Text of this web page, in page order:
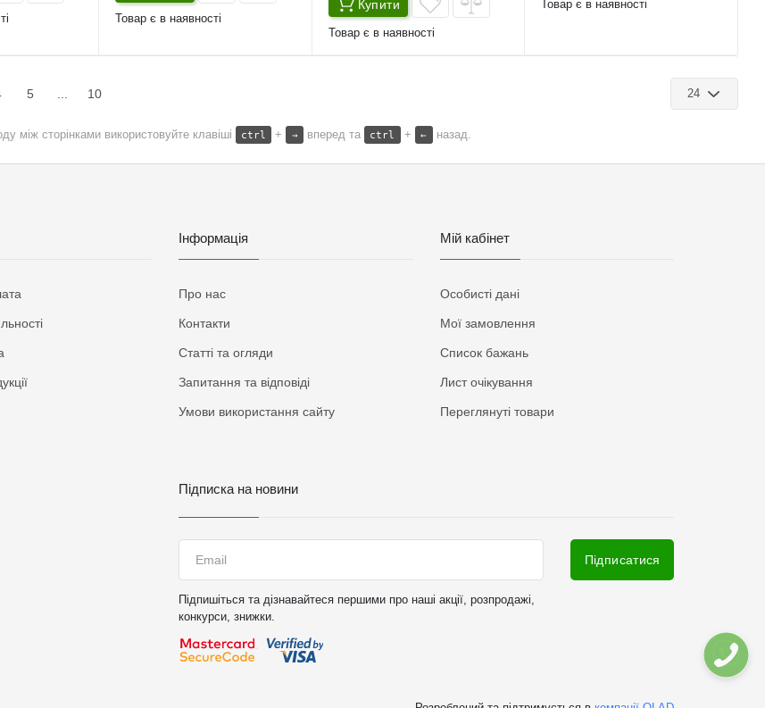
Товар є в наявності
Купити
Товар є в наявності
Товар є в наявності
5 10 24
між сторінками використовуйте клавіші ctrl + → вперед та ctrl + ← назад.
Інформація
Про нас
Контакти
Статті та огляди
Запитання та відповіді
Умови використання сайту
Мій кабінет
Особисті дані
Мої замовлення
Список бажань
Лист очікування
Переглянуті товари
Підписка на новини
Підпишіться та дізнавайтеся першими про наші акції, розпродажі,
конкурси, знижки.
Підписатися